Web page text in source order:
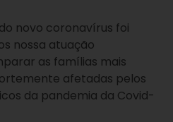
novo coronavírus foi
nossa atuação
as famílias mais
afetadas pelos
da pandemia da Covid-